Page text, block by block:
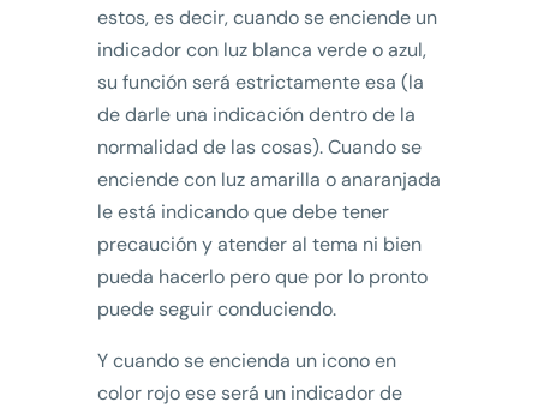
estos, es decir, cuando se enciende un
indicador con luz blanca verde o azul,
su función será estrictamente esa (la
de darle una indicación dentro de la
normalidad de las cosas). Cuando se
enciende con luz amarilla o anaranjada
le está indicando que debe tener
precaución y atender al tema ni bien
pueda hacerlo pero que por lo pronto
puede seguir conduciendo.
Y cuando se encienda un icono en
color rojo ese será un indicador de